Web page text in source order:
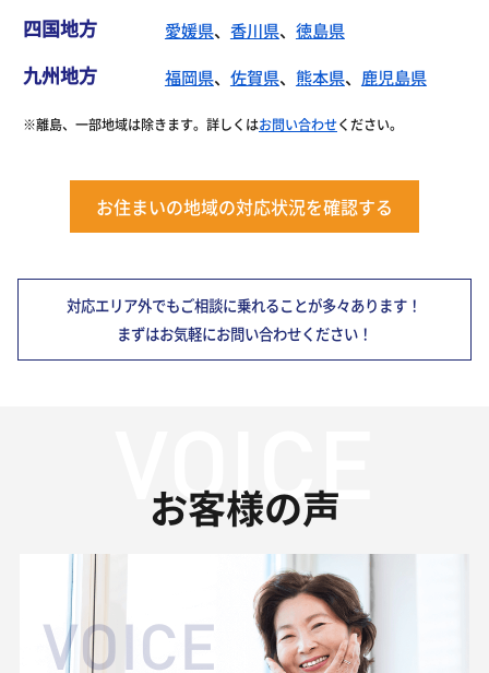
四国地方 愛媛県、 香川県、 徳島県
九州地方 福岡県、 佐賀県、 熊本県、 鹿児島県
※離島、一部地域は除きます。詳しくはお問い合わせください。
お住まいの地域の対応状況を確認する
対応エリア外でもご相談に乗れることが多々あります！
まずはお気軽にお問い合わせください！
お客様の声
VOICE